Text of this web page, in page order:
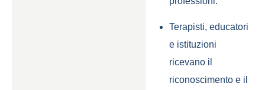
Terapisti, educatori
e istituzioni
ricevano il
riconoscimento e il